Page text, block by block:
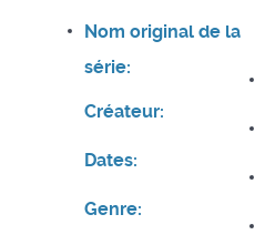
Nom original de la
série:
Créateur:
Dates:
Genre: